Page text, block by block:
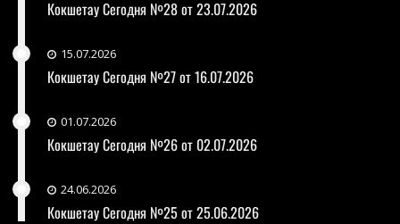
Кокшетау Сегодня №28 от 23.07.2026
15.07.2026
Кокшетау Сегодня №27 от 16.07.2026
01.07.2026
Кокшетау Сегодня №26 от 02.07.2026
24.06.2026
Кокшетау Сегодня №25 от 25.06.2026